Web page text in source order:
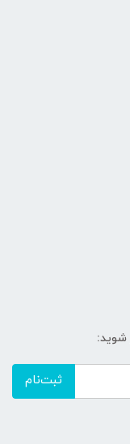
شوید:
ثبت‌نام